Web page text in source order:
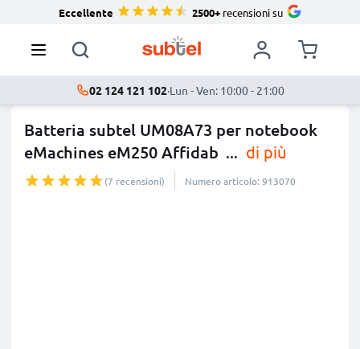
Eccellente 2500+recensioni su
02 124 121 102·Lun - Ven: 10:00 - 21:00
Batteria subtel UM08A73 per notebook
eMachines eM250 Affidab ... di più
(7 recensioni) Numero articolo: 913070